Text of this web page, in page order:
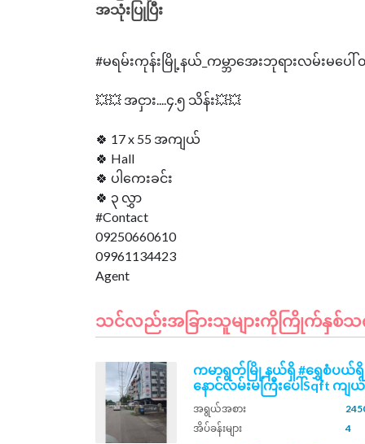
အသုံးပြုပြီး
#မရမ်းကုန်းမြို့နယ်_ကမ္ဘာ‌အေးဘုရားလမ်းမပေါ်
💥💥 အငှား....၄.၅ သိန်း💥💥
🍀 17 x 55 အကျယ်
🍀 Hall
🍀 ပါကေးခင်း
🍀 ‌၃ လွှာ
#Contact
09250660610
09961134423
သင်လည်းအခြားသူများကိုကြိုက်နှစ်သက်နို
ကမာရွတ်မြို့နယ်ရှိ #ရွှေစံပယ်
နောင်လမ်းမကြီးပေါ်Sqft ကျ
အရွယ်အစား
အိပ်ခန်းများ
4